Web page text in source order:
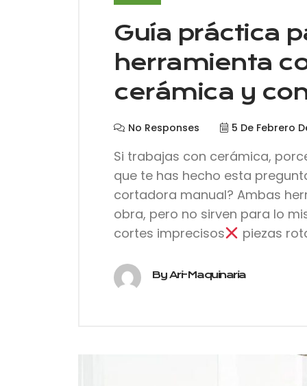
Guía práctica
herramienta
cerámica y
No Responses 5 De Febrero
Si trabajas con cerámica,
que te has hecho esta
cortadora manual? Ambas
obra, pero no sirven para lo
cortes imprecisos
piezas
By Ari-Maquinaria